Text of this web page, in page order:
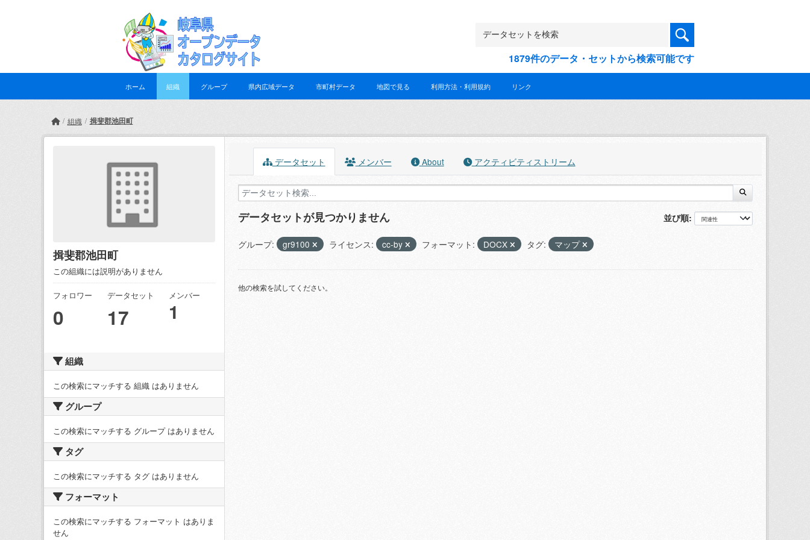
1879件のデータ・セットから検索可能です
ホーム 組織 グループ 県内広域データ 市町村データ 地図で見る 利用方法・利用規約 リンク
組織 揖斐郡池田町
揖斐郡池田町
この組織には説明がありません
フォロワー
0
データセット
17
メンバー
1
組織
この検索にマッチする 組織 はありません
グループ
この検索にマッチする グループ はありません
タグ
この検索にマッチする タグ はありません
フォーマット
この検索にマッチする フォーマット はありま
せん
データセット メンバー About アクティビティストリーム
並び順
データセットが見つかりません
グループ: gr9100 ライセンス: cc-by フォーマット: DOCX タグ: マップ
他の検索を試してください。